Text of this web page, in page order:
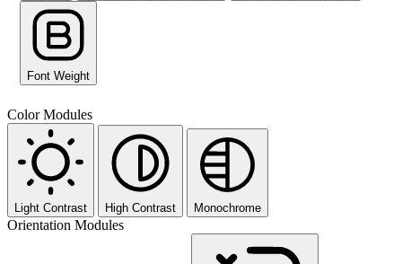
Font Weight
Color Modules
Light Contrast High Contrast Monochrome
Orientation Modules